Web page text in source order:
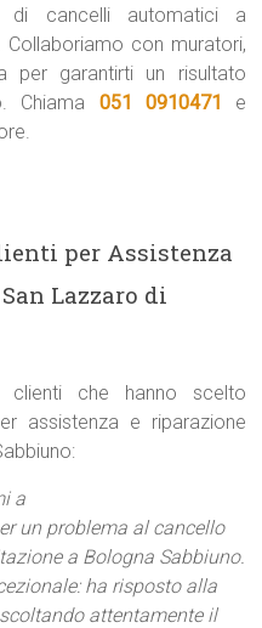
di cancelli automatici a
con muratori,
per garantirti un risultato
Chiama 051 0910471 e
per Assistenza
Lazzaro di
che hanno scelto
assistenza e riparazione
a
un problema al cancello
a Bologna Sabbiuno.
ha risposto alla
attentamente il